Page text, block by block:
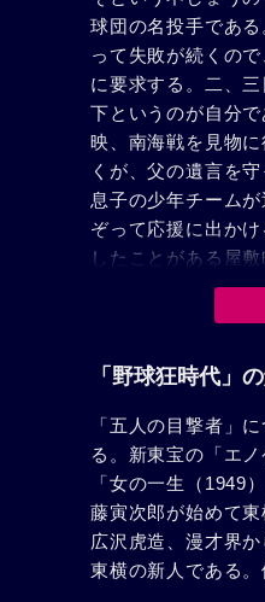
球団の名投手であ
って失敗が続くの
に要求する。二、
下というのが自分
映、南海戦を見物
くが、父の遺言を
息子の少年チーム
ぞって応援に出か
したことがある屋
てしまう。あとで
の娘もお内義もメ
世になって大ホー
「野球狂時代」
「五人の目撃者」
る。新東宝の「エ
「女の一生（1949
藤寅次郎が始めて
広沢虎造、漫才界
東横の新人である